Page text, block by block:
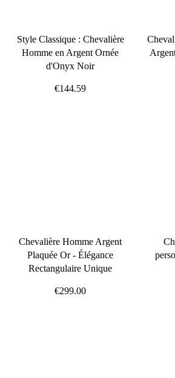
Style Classique : Chevalière
Homme en Argent Ornée
d'Onyx Noir
€144.59
Chevalière Homme Argent
Plaquée Or - Élégance
Rectangulaire Unique
€299.00